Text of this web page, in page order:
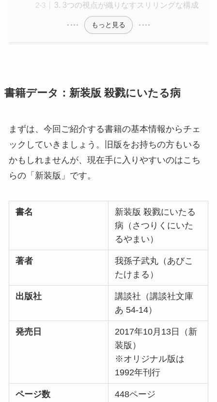
3. 3つの視点が織りなすスリリングな構成
もっと見る
書籍データ：新装版 殺戮にいたる病
まずは、今回ご紹介する書籍の基本情報からチェ
ックしていきましょう。旧版をお持ちの方もいる
かもしれませんが、現在手に入りやすいのはこち
らの「新装版」です。
書名
新装版 殺戮にいたる
病（さつりくにいた
るやまい）
著者
我孫子武丸（あびこ
たけまる）
出版社
講談社（講談社文庫
あ 54-14）
発売日
2017年10月13日（新
装版）
※オリジナル版は
1992年刊行
ページ数 448ページ